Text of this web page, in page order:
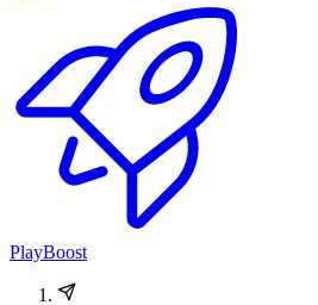
PlayBoost